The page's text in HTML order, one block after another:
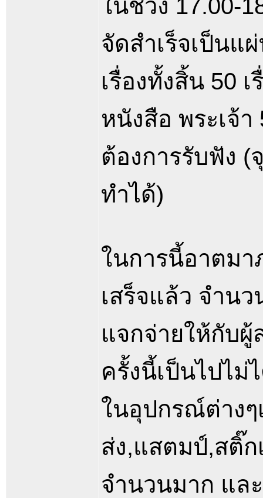
ในช่วง 17.00-
จัดสำเร็จเป็นแ
เรื่องทั้งสิ้น 50
หนังสือ พระเจ้
ต้องการรับฟัง (
ทำได้)
ในการนี้อาตม
เสร็จแล้ว จำน
แจกจ่ายให้กับผู้
ครั้งนี้เป็นไปไม่
ในอุปกรณ์ต่างๆ
ส่ง,แสตมป์,สติ๊ก
จำนวนมาก แล